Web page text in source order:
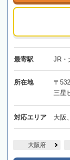
最寄駅 JR・
所在地
〒
三星
対応エリア 大阪
大阪府